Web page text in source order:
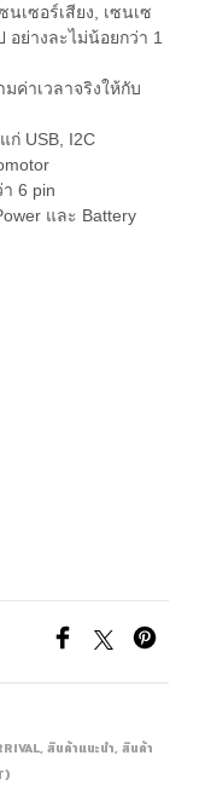
เซอร์เสียง, เซนเซ
อย่างละไม่น้อยกว่า 1
ค่าเวลาจริงให้กับ
USB, I2C
6 pin
และ Battery
,สินค้าแนะนำ,สินค้า